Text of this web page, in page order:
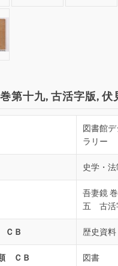
第十九, 古活字版, 伏
図書館
ラリー
史学・
吾妻鏡
五 古活
ＣＢ 歴史資料
ＣＢ 図書